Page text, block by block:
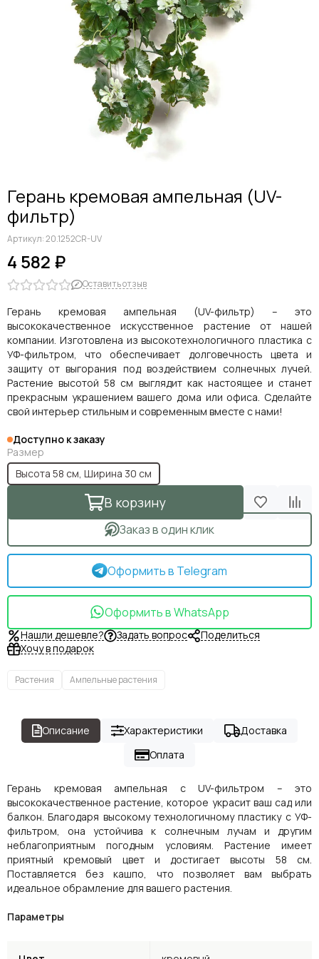
Герань кремовая ампельная (UV-
фильтр)
Артикул:20.1252CR-UV
4 582 ₽
Оставить отзыв
Герань кремовая ампельная (UV-фильтр) – это
высококачественное искусственное растение от нашей
компании. Изготовлена из высокотехнологичного пластика с
УФ-фильтром, что обеспечивает долговечность цвета и
защиту от выгорания под воздействием солнечных лучей.
Растение высотой 58 см выглядит как настоящее и станет
прекрасным украшением вашего дома или офиса. Сделайте
свой интерьер стильным и современным вместе с нами!
Доступно к заказу
Размер
Высота 58 см, Ширина 30 см
В корзину
Заказ в один клик
Оформить в Telegram
Оформить в WhatsApp
Нашли дешевле? Задать вопрос
Поделиться
Хочу в подарок
Растения Ампельные растения
Описание Характеристики
Доставка
Оплата
Герань кремовая ампельная с UV-фильтром – это
высококачественное растение, которое украсит ваш сад или
балкон. Благодаря высокому технологичному пластику с УФ-
фильтром, она устойчива к солнечным лучам и другим
неблагоприятным погодным условиям. Растение имеет
приятный кремовый цвет и достигает высоты 58 см.
Поставляется без кашпо, что позволяет вам выбрать
идеальное обрамление для вашего растения.
Параметры